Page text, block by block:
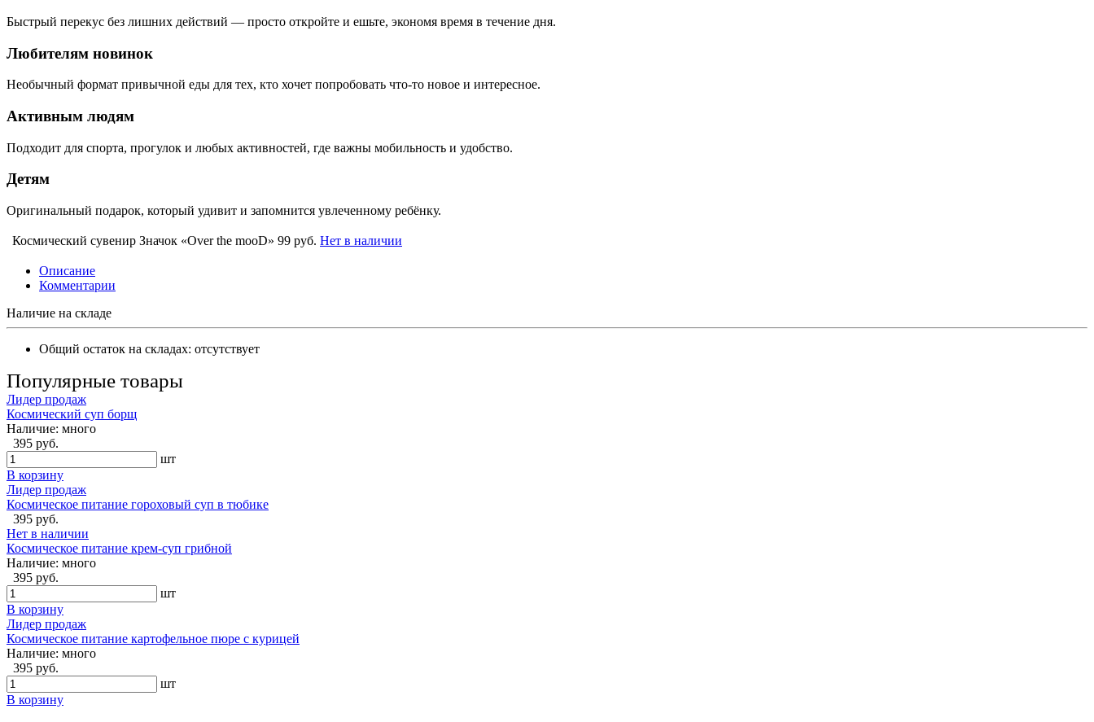
Быстрый перекус без лишних действий — просто откройте и ешьте, экономя время в течение дня.
Любителям новинок
Необычный формат привычной еды для тех, кто хочет попробовать что-то новое и интересное.
Активным людям
Подходит для спорта, прогулок и любых активностей, где важны мобильность и удобство.
Детям
Оригинальный подарок, который удивит и запомнится увлеченному ребёнку.
Космический сувенир Значок «Over the mooD» 99 руб. Нет в наличии
Описание
Комментарии
Наличие на складе
Общий остаток на складах: отсутствует
Популярные товары
Лидер продаж
Космический суп борщ
Наличие: много
395 руб.
шт
В корзину
Лидер продаж
Космическое питание гороховый суп в тюбике
395 руб.
Нет в наличии
Космическое питание крем-суп грибной
Наличие: много
395 руб.
шт
В корзину
Лидер продаж
Космическое питание картофельное пюре с курицей
Наличие: много
395 руб.
шт
В корзину